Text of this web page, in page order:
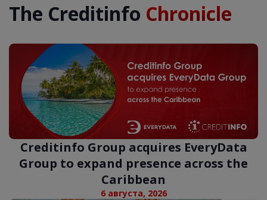
The Creditinfo Chronicle
Creditinfo Group acquires EveryData
Group to expand presence across the
Caribbean
6 августа, 2026